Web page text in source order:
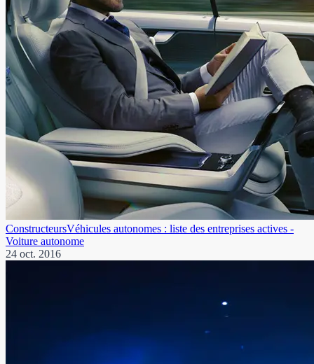
ConstructeursVéhicules autonomes : liste des entreprises actives -
Voiture autonome
24 oct. 2016